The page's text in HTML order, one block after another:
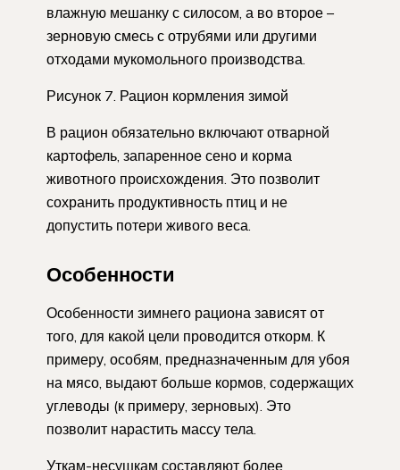
влажную мешанку с силосом, а во второе –
зерновую смесь с отрубями или другими
отходами мукомольного производства.
Рисунок 7. Рацион кормления зимой
В рацион обязательно включают отварной
картофель, запаренное сено и корма
животного происхождения. Это позволит
сохранить продуктивность птиц и не
допустить потери живого веса.
Особенности
Особенности зимнего рациона зависят от
того, для какой цели проводится откорм. К
примеру, особям, предназначенным для убоя
на мясо, выдают больше кормов, содержащих
углеводы (к примеру, зерновых). Это
позволит нарастить массу тела.
Уткам-несушкам составляют более